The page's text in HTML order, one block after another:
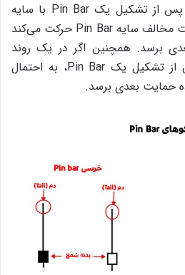
در یک روند نزولی، قیمت پس از تشکیل یک Pin Bar با سایه‌
بلند، به احتمال زیاد در جهت مخالف سایه‌ Pin Bar‌ حرکت می‌کند
برسد. همچنین اگر در یک روند
صعودی باشیم، قیمت پس از تشکیل یک Pin Bar، به احتمال
حمایت بعدی برسد.